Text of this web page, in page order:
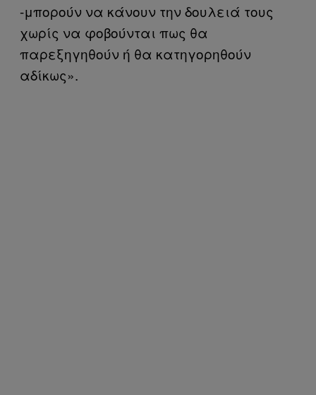
-μπορούν να κάνουν την δουλειά τους
χωρίς να φοβούνται πως θα
παρεξηγηθούν ή θα κατηγορηθούν
αδίκως».